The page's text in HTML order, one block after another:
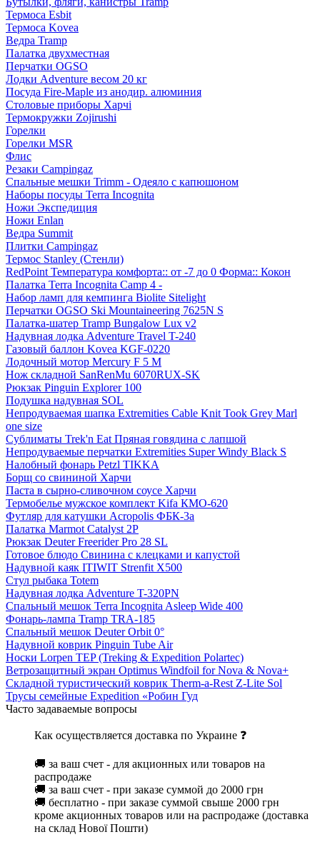
Термоса Esbit
Термоса Kovea
Ведра Tramp
Палатка двухместная
Перчатки OGSO
Лодки Adventure весом 20 кг
Посуда Fire-Maple из анодир. алюминия
Столовые приборы Харчі
Термокружки Zojirushi
Горелки
Горелки MSR
Флис
Резаки Campingaz
Спальные мешки Trimm - Одеяло с капюшоном
Наборы посуды Terra Incognita
Ножи Экспедиция
Ножи Enlan
Ведра Summit
Плитки Campingaz
Термос Stanley (Стенли)
RedPoint Температура комфорта:: от -7 до 0 Форма:: Кокон
Палатка Terra Incognita Camp 4 -
Набор ламп для кемпинга Biolite Sitelight
Перчатки OGSO Ski Mountaineering 7625N S
Палатка-шатер Tramp Bungalow Lux v2
Надувная лодка Adventure Travel T-240
Газовый баллон Kovea KGF-0220
Лодочный мотор Mercury F 5 M
Нож складной SanRenMu 6070RUX-SK
Рюкзак Pinguin Explorer 100
Подушка надувная SOL
Непродуваемая шапка Extremities Cable Knit Took Grey Marl
one size
Сублиматы Trek'n Eat Пряная говядина с лапшой
Непродуваемые перчатки Extremities Super Windy Black S
Налобный фонарь Petzl TIKKA
Борщ cо свининой Харчи
Паста в сырно-сливочном соусе Харчи
Термобелье мужское комплект Kifa КМО-620
Футляр для катушки Acropolis ФБК-3а
Палатка Marmot Catalyst 2P
Рюкзак Deuter Freerider Pro 28 SL
Готовое блюдо Свинина с клецками и капустой
Надувной каяк ITIWIT Strenfit X500
Стул рыбака Totem
Надувная лодка Adventure T-320PN
Спальный мешок Terra Incognita Asleep Wide 400
Фонарь-лампа Tramp TRA-185
Спальный мешок Deuter Orbit 0°
Надувной коврик Pinguin Tube Air
Носки Lorpen TEP (Treking & Expedition Polartec)
Ветрозащитный экран Optimus Windfoil for Nova & Nova+
Складной туристический коврик Therm-a-Rest Z-Lite Sol
Трусы семейные Expedition «Робин Гуд
Часто задаваемые вопросы
Как осуществляется доставка по Украине ❓
🚚 за ваш счет - для акционных или товаров на
распродаже
🚚 за ваш счет - при заказе суммой до 2000 грн
🚚 бесплатно - при заказе суммой свыше 2000 грн
кроме акционных товаров или на распродаже (доставка
на склад Нової Пошти)